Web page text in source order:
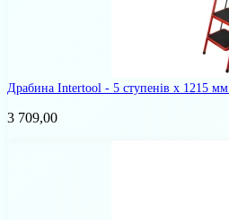
Драбина Intertool - 5 ступенів x 1215 мм
3 709,00